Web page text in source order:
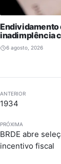
Endividamento
inadimplência
6 agosto, 2026
ANTERIOR
1934
PRÓXIMA
BRDE abre
incentivo fiscal